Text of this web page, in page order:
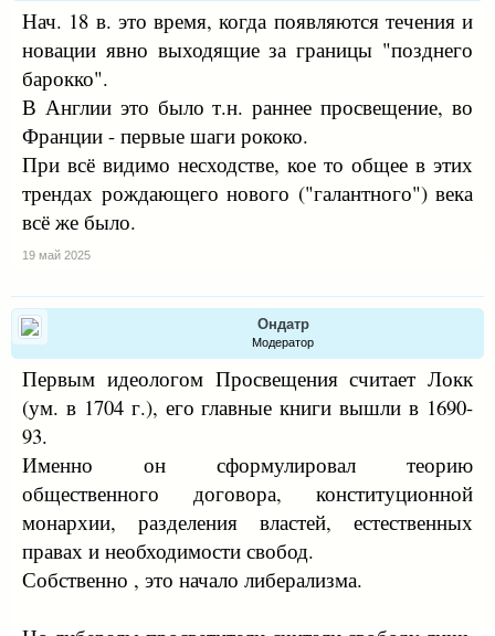
Нач. 18 в. это время, когда появляются течения и
новации явно выходящие за границы "позднего
барокко".
В Англии это было т.н. раннее просвещение, во
Франции - первые шаги рококо.
При всё видимо несходстве, кое то общее в этих
трендах рождающего нового ("галантного") века
всё же было.
19 май 2025
Ондатр
Модератор
Первым идеологом Просвещения считает Локк
(ум. в 1704 г.), его главные книги вышли в 1690-
93.
Именно он сформулировал теорию
общественного договора, конституционной
монархии, разделения властей, естественных
правах и необходимости свобод.
Собственно , это начало либерализма.